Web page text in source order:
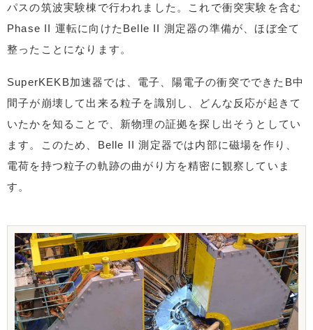
パスの筑波実験棟で行われました。これで衝突実験を含む
Phase II 運転に向けたBelle II 測定器の準備が、ほぼ全て
整ったことになります。
SuperKEKB加速器では、電子、陽電子の衝突でできたB中
間子が崩壊して出来る粒子を識別し、どんな反応が起きて
いたかを知ることで、新物理の証拠を探し出そうとしてい
ます。このため、Belle II 測定器では内部に磁場を作り、
電荷を持つ粒子の軌跡の曲がり方を精密に観察していま
す。